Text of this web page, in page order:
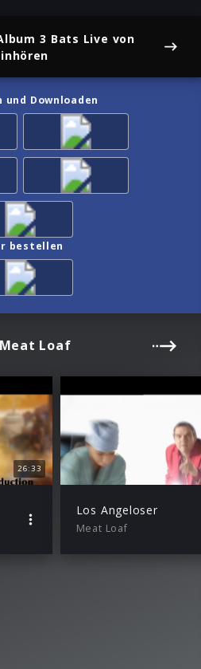
3 Bats Live von
und Downloaden
bestellen
Loaf
26:33
Los Angeloser
Meat Loaf